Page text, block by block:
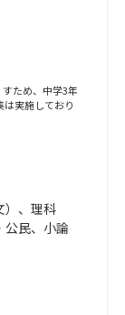
ため、中学3年
実施しており
）、理科
公民、小論